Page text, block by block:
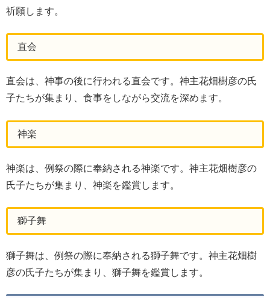
祈願します。
直会
直会は、神事の後に行われる直会です。神主花畑樹彦の氏
子たちが集まり、食事をしながら交流を深めます。
神楽
神楽は、例祭の際に奉納される神楽です。神主花畑樹彦の
氏子たちが集まり、神楽を鑑賞します。
獅子舞
獅子舞は、例祭の際に奉納される獅子舞です。神主花畑樹
彦の氏子たちが集まり、獅子舞を鑑賞します。